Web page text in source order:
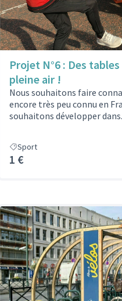
Projet N°6 : Des
pleine air !
Nous souhaitons faire
encore très peu connu en
souhaitons développer
Sport
1 €